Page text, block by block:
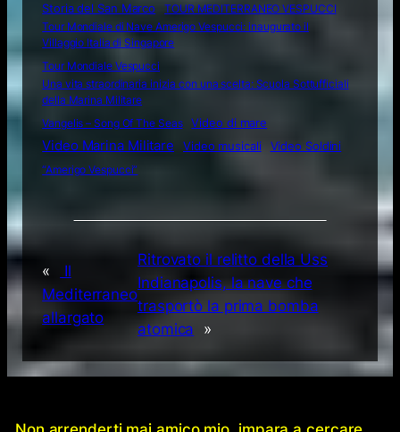
Storia del San Marco
TOUR MEDITERRANEO VESPUCCI
Tour Mondiale di Nave Amerigo Vespucci: inaugurato il
Villaggio Italia di Singapore
Tour Mondiale Vespucci
Una vita straordinaria inizia con una scelta: Scuola Sottufficiali
della Marina Militare
Vangelis – Song Of The Seas
Video di mare
Video Marina Militare Video musicali
Video Soldini
“Amerigo Vespucci”
«
Il
Mediterraneo
allargato
Ritrovato il relitto della Uss
Indianapolis, la nave che
trasportò la prima bomba
atomica
»